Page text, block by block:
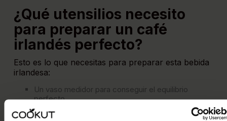
¿Qué utensilios necesito
para preparar un café
irlandés perfecto?
Esto es lo que necesitas para preparar esta bebida
irlandesa:
Un vaso medidor para conseguir el equilibrio
perfecto.
Un vaso alto y alargado.